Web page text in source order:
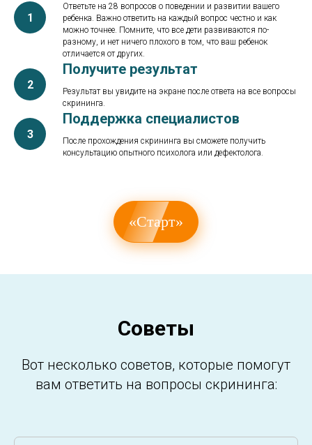
Ответьте на 28 вопросов о поведении и развитии вашего
ребенка. Важно ответить на каждый вопрос честно и как
можно точнее. Помните, что все дети развиваются по-
разному, и нет ничего плохого в том, что ваш ребенок
отличается от других.
Получите результат
Результат вы увидите на экране после ответа на все вопросы
скрининга.
Поддержка специалистов
После прохождения скрининга вы сможете получить
консультацию опытного психолога или дефектолога.
«Старт»
Советы
Вот несколько советов, которые помогут
вам ответить на вопросы скрининга: